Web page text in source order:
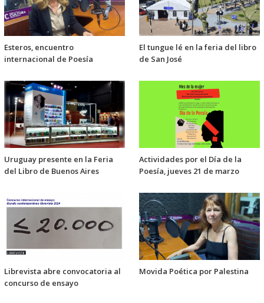
Esteros, encuentro
internacional de Poesía
El tungue lé en la feria del libro
de San José
Uruguay presente en la Feria
del Libro de Buenos Aires
Actividades por el Día de la
Poesía, jueves 21 de marzo
Librevista abre convocatoria al
concurso de ensayo
Movida Poética por Palestina